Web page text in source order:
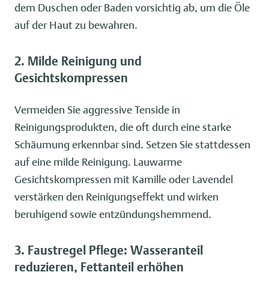
dem Duschen oder Baden vorsichtig ab, um die Öle
auf der Haut zu bewahren.
2. Milde Reinigung und
Gesichtskompressen
Vermeiden Sie aggressive Tenside in
Reinigungsprodukten, die oft durch eine starke
Schäumung erkennbar sind. Setzen Sie stattdessen
auf eine milde Reinigung. Lauwarme
Gesichtskompressen mit Kamille oder Lavendel
verstärken den Reinigungseffekt und wirken
beruhigend sowie entzündungshemmend.
3. Faustregel Pflege: Wasseranteil
reduzieren, Fettanteil erhöhen